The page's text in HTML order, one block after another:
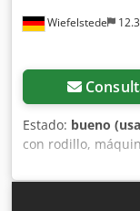
Wiefelstede
Estado: bueno
con rodillo,
sistema de
Tox Adisr -Tipo:
Número de